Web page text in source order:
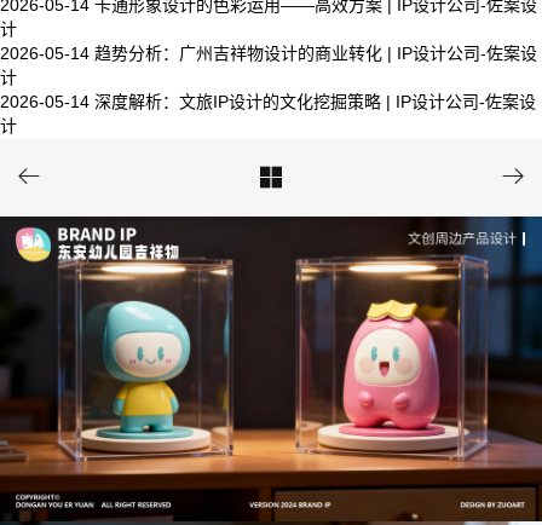
2026-05-14 卡通形象设计的色彩运用——高效方案 | IP设计公司-佐案设
计
2026-05-14 趋势分析：广州吉祥物设计的商业转化 | IP设计公司-佐案设
计
2026-05-14 深度解析：文旅IP设计的文化挖掘策略 | IP设计公司-佐案设
计
  